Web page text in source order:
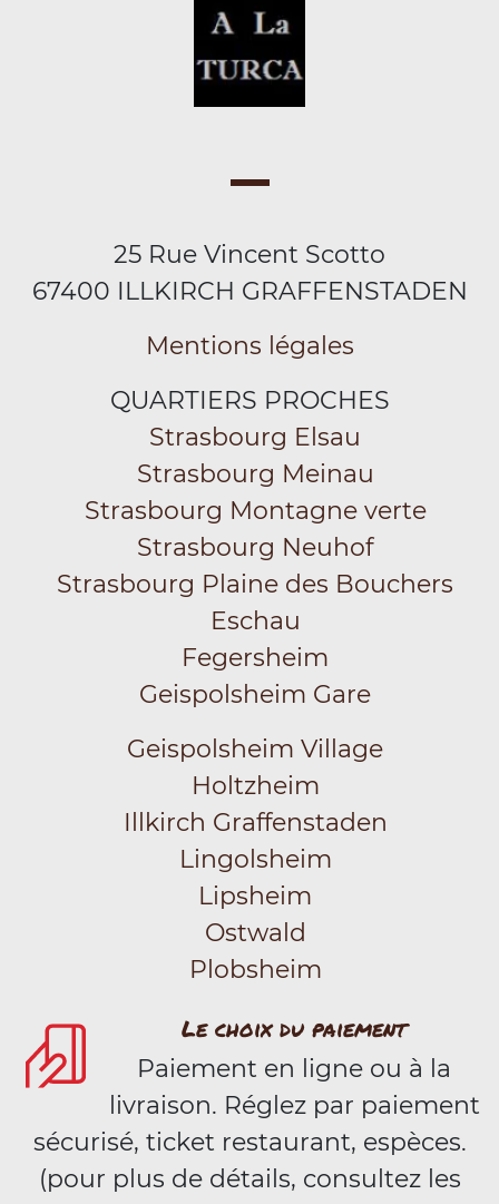
25 Rue Vincent Scotto
67400 ILLKIRCH GRAFFENSTADEN
Mentions légales
QUARTIERS PROCHES
Strasbourg Elsau
Strasbourg Meinau
Strasbourg Montagne verte
Strasbourg Neuhof
Strasbourg Plaine des Bouchers
Eschau
Fegersheim
Geispolsheim Gare
Geispolsheim Village
Holtzheim
Illkirch Graffenstaden
Lingolsheim
Lipsheim
Ostwald
Plobsheim
Le choix du paiement
Paiement en ligne ou à la
livraison. Réglez par paiement
sécurisé, ticket restaurant, espèces.
(pour plus de détails, consultez les